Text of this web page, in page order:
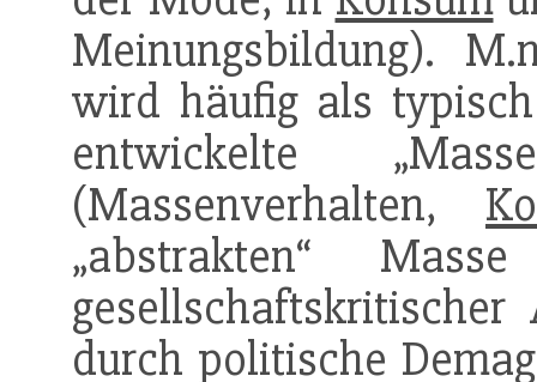
Meinungsbildung).
wird häufig als
entwickelte
(Massenverhalten,
„abstrakten“
durch politische